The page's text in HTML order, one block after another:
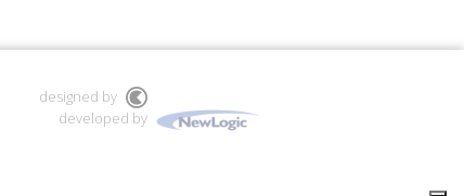
designed by
developed by